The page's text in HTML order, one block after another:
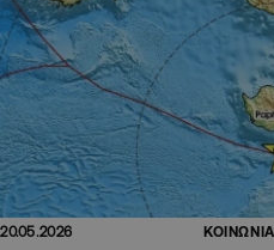
20.05.2026 ΚΟΙΝΩΝΙΑ